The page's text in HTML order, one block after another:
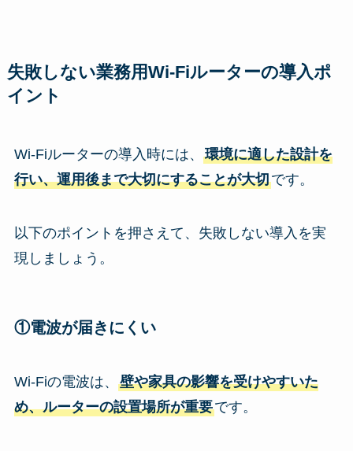
失敗しない業務用Wi-Fiルーターの導入ポ
イント
Wi-Fiルーターの導入時には、 環境に適した設計を
行い、運用後まで大切にすることが大切です。
以下のポイントを押さえて、失敗しない導入を実
現しましょう。
①電波が届きにくい
Wi-Fiの電波は、 壁や家具の影響を受けやすいた
め、ルーターの設置場所が重要です。